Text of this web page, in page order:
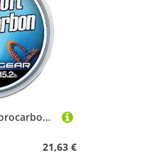
Savage Gear Soft Fluorocarbon Schnur 0,92mm 15m 40,5kg Angelschnur monofil, Fluoro Carbon Schnur, Vorfachschnur, Leader für Vorfächer
21,63 €